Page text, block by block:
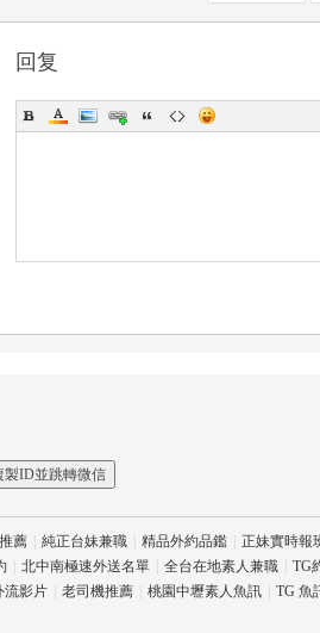
回复
製ID並跳轉微信
薦 純正台妹兼職 精品外約品鑑
正妹實時報
北中南極速外送名單 全台在地素人兼職
TG
流影片 老司機推薦 桃園中壢素人魚訊 TG 魚